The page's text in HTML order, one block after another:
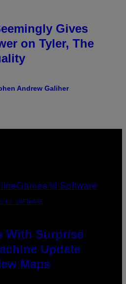
Gives
on Tyler, The
Andrew Galiher
ID SOFTWARE
With Surprise
Update
Maps